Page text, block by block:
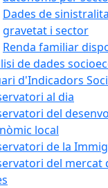
Dades de
gravetat i sector
Renda familiar
de dades
d'Indicadors
al dia
del
local
de la
del mercat